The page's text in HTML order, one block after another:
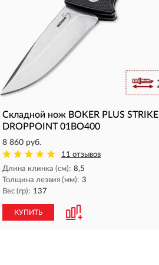
Складной нож BOKER PLUS STRIKE
DROPPOINT 01BO400
8 860 руб.
11 отзывов
Длина клинка (см): 8,5
Толщина лезвия (мм): 3
Вес (гр): 137
КУПИТЬ